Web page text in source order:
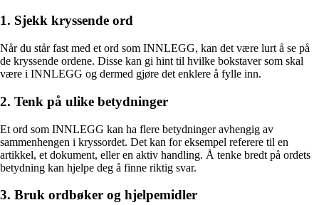
1. Sjekk kryssende ord
Når du står fast med et ord som INNLEGG, kan det være lurt å se på
de kryssende ordene. Disse kan gi hint til hvilke bokstaver som skal
være i INNLEGG og dermed gjøre det enklere å fylle inn.
2. Tenk på ulike betydninger
Et ord som INNLEGG kan ha flere betydninger avhengig av
sammenhengen i kryssordet. Det kan for eksempel referere til en
artikkel, et dokument, eller en aktiv handling. Å tenke bredt på ordets
betydning kan hjelpe deg å finne riktig svar.
3. Bruk ordbøker og hjelpemidler